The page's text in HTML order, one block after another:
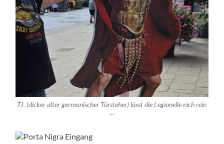
TJ. (dicker alter germanischer Türsteher) lässt die Legionelle nich rein
…